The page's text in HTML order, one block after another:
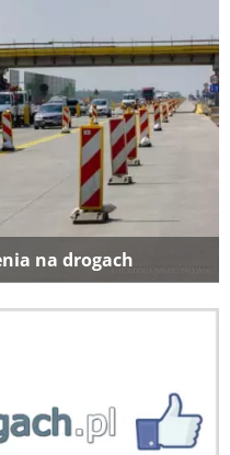
na drogach